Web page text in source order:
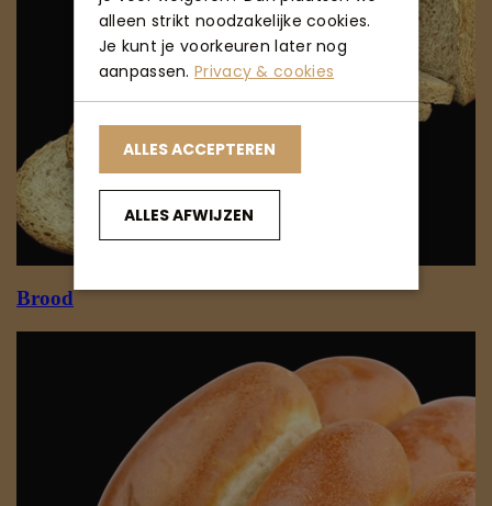
alleen strikt noodzakelijke cookies.
Je kunt je voorkeuren later nog
aanpassen.Privacy & cookies
ALLES ACCEPTEREN
ALLES AFWIJZEN